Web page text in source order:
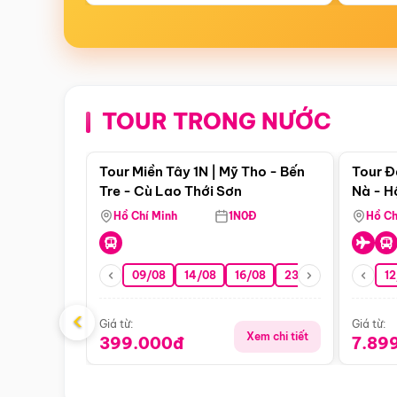
TOUR TRONG NƯỚC
Điểm nổi bật
Tour Miền Tây 1N | Mỹ Tho - Bến
Tre - Cù Lao Thới Sơn
Hồ Chí Minh 1N0Đ
09/08 14/08 16/08 23/08 30/08
Giá từ:
399.000đ Xem chi tiết
Tour
Nà -
Nha
Hồ
Giá từ:
‹